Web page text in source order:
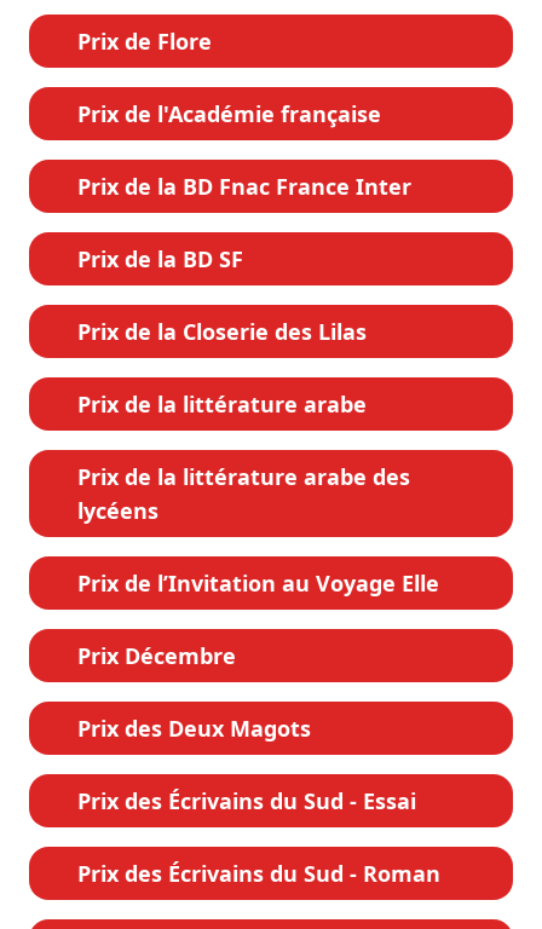
Prix de Flore
Prix de l'Académie française
Prix de la BD Fnac France Inter
Prix de la BD SF
Prix de la Closerie des Lilas
Prix de la littérature arabe
Prix de la littérature arabe des
lycéens
Prix de l’Invitation au Voyage Elle
Prix Décembre
Prix des Deux Magots
Prix des Écrivains du Sud - Essai
Prix des Écrivains du Sud - Roman